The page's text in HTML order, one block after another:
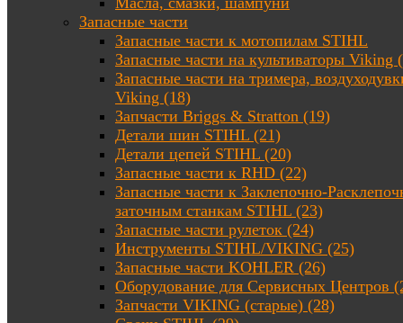
Запасные части
Запасные части к мотопилам STIHL
Запасные части на культиваторы Viking
Запасные части на тримера,
Viking (18)
Запчасти Briggs & Stratton (19)
Детали шин STIHL (21)
Детали цепей STIHL (20)
Запасные части к RHD (22)
Запасные части к Заклепочно-
заточным станкам STIHL (23)
Запасные части рулеток (24)
Инструменты STIHL/VIKING (25)
Запасные части KOHLER (26)
Оборудование для Сервисных Центров
Запчасти VIKING (старые) (28)